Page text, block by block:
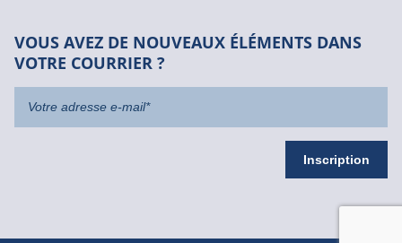
VOUS AVEZ DE NOUVEAUX ÉLÉMENTS DANS
VOTRE COURRIER ?